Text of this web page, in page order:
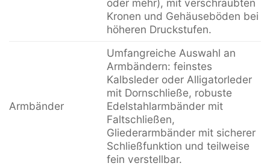
oder mehr), mit verschraubten
Kronen und Gehäuseböden bei
höheren Druckstufen.
Armbänder
Umfangreiche Auswahl an
Armbändern: feinstes
Kalbsleder oder Alligatorleder
mit Dornschließe, robuste
Edelstahlarmbänder mit
Faltschließen,
Gliederarmbänder mit sicherer
Schließfunktion und teilweise
fein verstellbar.